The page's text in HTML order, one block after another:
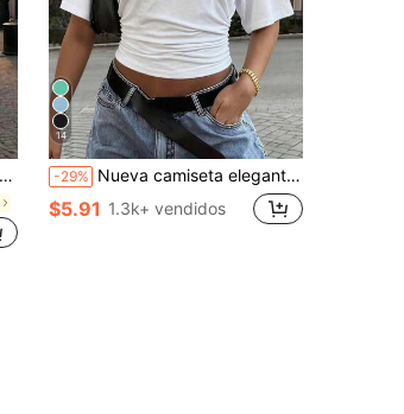
14
-29% Nueva camiseta elegante y versátil de unicolor con pliegues en la cintura, adecuada para uso diario, escuela, playa, vacaciones y hogar en verano blanco
$5.91 1.3k+ vendidos